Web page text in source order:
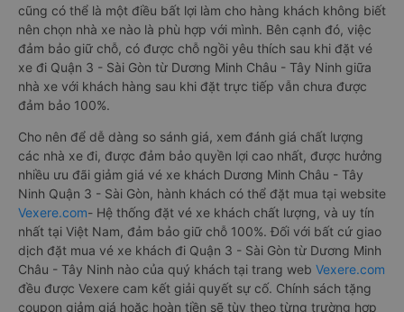
cũng có thể là một điều bất lợi làm cho hàng khách không biết
nên chọn nhà xe nào là phù hợp với mình. Bên cạnh đó, việc
đảm bảo giữ chỗ, có được chỗ ngồi yêu thích sau khi đặt vé
xe đi Quận 3 - Sài Gòn từ Dương Minh Châu - Tây Ninh giữa
nhà xe với khách hàng sau khi đặt trực tiếp vẫn chưa được
đảm bảo 100%.
Cho nên để dễ dàng so sánh giá, xem đánh giá chất lượng
các nhà xe đi, được đảm bảo quyền lợi cao nhất, được hưởng
nhiều ưu đãi giảm giá vé xe khách Dương Minh Châu - Tây
Ninh Quận 3 - Sài Gòn, hành khách có thể đặt mua tại website
Vexere.com- Hệ thống đặt vé xe khách chất lượng, và uy tín
nhất tại Việt Nam, đảm bảo giữ chỗ 100%. Đối với bất cứ giao
dịch đặt mua vé xe khách đi Quận 3 - Sài Gòn từ Dương Minh
Châu - Tây Ninh nào của quý khách tại trang web Vexere.com
đều được Vexere cam kết giải quyết sự cố. Chính sách tặng
coupon giảm giá hoặc hoàn tiền sẽ tùy theo từng trường hợp